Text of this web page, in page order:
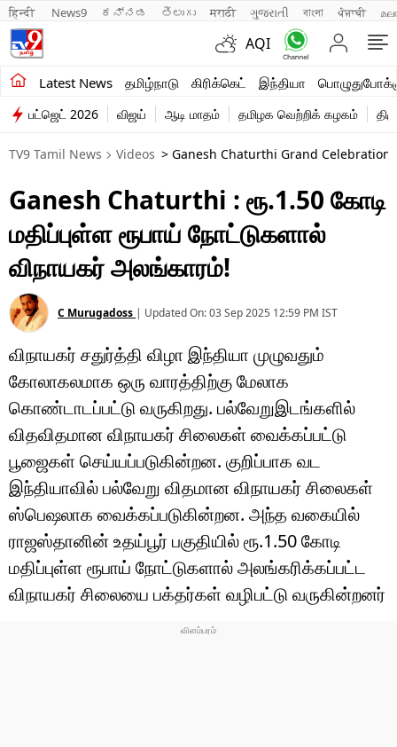
हिन्दी News9 ಕನ್ನಡ తెలుగు मराठी ગુજરાતી বাংলা ਪੰਜਾਬੀ
AQI
Latest News தமிழ்நாடு கிரிக்கெட் இந்தியா
சமீபத்திய செய்திகள்
தமிழ்நாடு
இந்தியா
உலகம்
விளையாட்டு
பொழுதுபோக்கு
லைஃப்ஸ்டைல்
வணிகம்
டெக்னாலஜி
ஆன்மீகம்
வைரல்
ஹெஃல்த்
ஷார்ட் வீடியோஸ்
வலை கதைகள்
பட்ஜெட் 2026 விஜய் ஆடி மாதம் தமிழக வெற்றிக் கழகம்
TV9 Tamil News Videos > Ganesh Chaturthi Grand
Ganesh Chaturthi : ரூ.1.50 கோடி
மதிப்புள்ள ரூபாய் நோட்டுகளால்
விநாயகர் அலங்காரம்!
C Murugadoss | Updated On:03 Sep 2025 12:59 PM IST
விநாயகர் சதுர்த்தி விழா இந்தியா முழுவதும்
கோலாகலமாக ஒரு வாரத்திற்கு மேலாக
கொண்டாடப்பட்டு வருகிறது. பல்வேறுஇடங்களில்
விதவிதமான விநாயகர் சிலைகள் வைக்கப்பட்டு
பூஜைகள் செய்யப்படுகின்றன. குறிப்பாக வட
இந்தியாவில் பல்வேறு விதமான விநாயகர் சிலைகள்
ஸ்பெஷலாக வைக்கப்படுகின்றன. அந்த வகையில்
ராஜஸ்தானின் உதய்பூர் பகுதியில் ரூ.1.50 கோடி
மதிப்புள்ள ரூபாய் நோட்டுகளால் அலங்கரிக்கப்பட்ட
விநாயகர் சிலையை பக்தர்கள் வழிபட்டு வருகின்றனர்